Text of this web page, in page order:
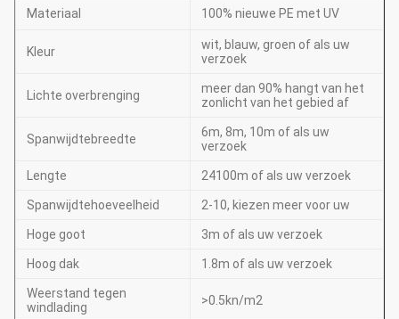
Materiaal 100% nieuwe PE met UV
Kleur
wit, blauw, groen of als uw
verzoek
Lichte overbrenging
meer dan 90% hangt van het
zonlicht van het gebied af
Spanwijdtebreedte
6m, 8m, 10m of als uw
verzoek
Lengte 24100m of als uw verzoek
Spanwijdtehoeveelheid 2-10, kiezen meer voor uw
Hoge goot 3m of als uw verzoek
Hoog dak 1.8m of als uw verzoek
Weerstand tegen
windlading
>0.5kn/m2